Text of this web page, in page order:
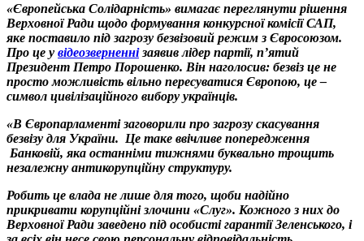
«Європейська Солідарність» вимагає переглянути рішення
Верховної Ради щодо формування конкурсної комісії САП,
яке поставило під загрозу безвізовий режим з Євросоюзом.
Про це у відеозверненнізаявив лідер партії, п’ятий
Президент Петро Порошенко. Він наголосив: безвіз це не
просто можливість вільно пересуватися Європою, це –
символ цивілізаційного вибору українців.
«В Європарламенті заговорили про загрозу скасування
безвізу для України. Це таке ввічливе попередження
Банковій, яка останніми тижнями буквально трощить
незалежну антикорупційну структуру.
Робить це влада не лише для того, щоби надійно
прикривати корупційні злочини «Слуг». Кожного з них до
Верховної Ради заведено під особисті гарантії Зеленського, і